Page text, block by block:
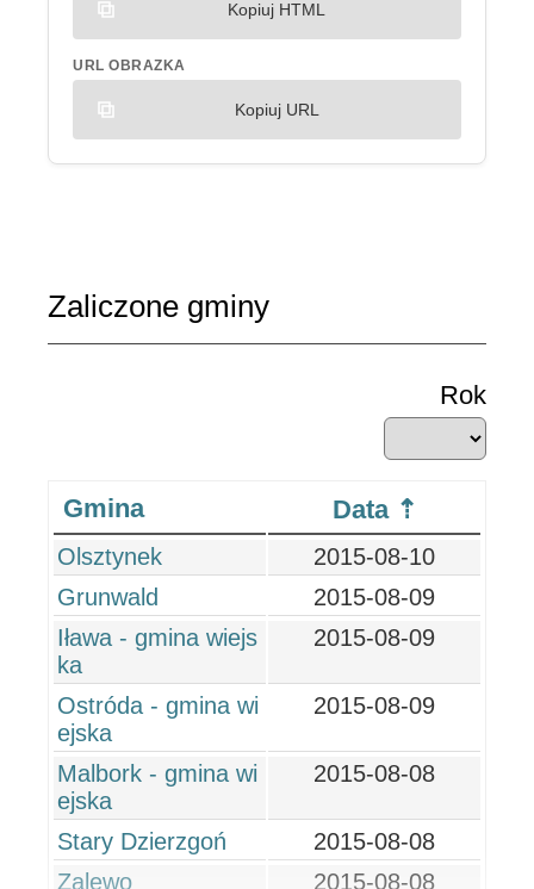
Kopiuj HTML
URL OBRAZKA
Kopiuj URL
Zaliczone gminy
Rok
Gmina Data
Olsztynek
2015-08-10
Grunwald
2015-08-09
Iława - gmina wiejs
ka
2015-08-09
Ostróda - gmina wi
ejska
2015-08-09
Malbork - gmina wi
ejska
2015-08-08
Stary Dzierzgoń
2015-08-08
Zalewo
2015-08-08